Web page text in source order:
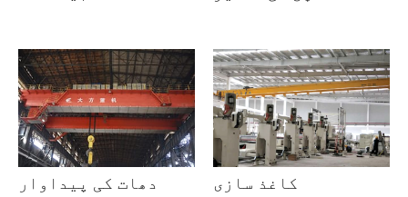
دھات کی پیداوار کاغذ سازی